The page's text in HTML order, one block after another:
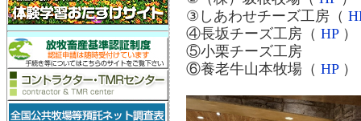
③しあわせチーズ工房（
④長坂チーズ工房（ HP）
⑤小栗チーズ工房
⑥養老牛山本牧場（ HP）